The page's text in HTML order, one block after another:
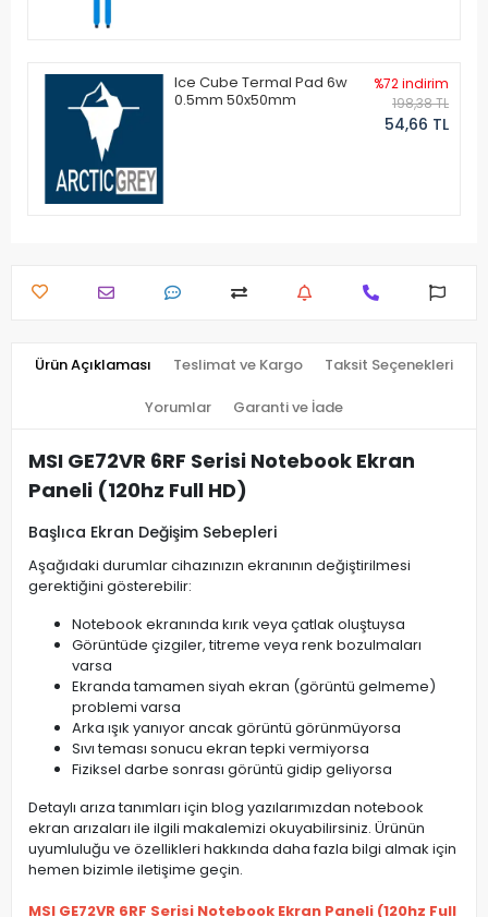
Ice Cube Termal Pad 6w
0.5mm 50x50mm
%72 indirim
198,38 TL
54,66 TL
Ürün Açıklaması Teslimat ve Kargo Taksit Seçenekleri
Yorumlar Garanti ve İade
MSI GE72VR 6RF Serisi Notebook Ekran
Paneli (120hz Full HD)
Başlıca Ekran Değişim Sebepleri
Aşağıdaki durumlar cihazınızın ekranının değiştirilmesi
gerektiğini gösterebilir:
Notebook ekranında kırık veya çatlak oluştuysa
Görüntüde çizgiler, titreme veya renk bozulmaları
varsa
Ekranda tamamen siyah ekran (görüntü gelmeme)
problemi varsa
Arka ışık yanıyor ancak görüntü görünmüyorsa
Sıvı teması sonucu ekran tepki vermiyorsa
Fiziksel darbe sonrası görüntü gidip geliyorsa
Detaylı arıza tanımları için blog yazılarımızdan notebook
ekran arızaları ile ilgili makalemizi okuyabilirsiniz. Ürünün
uyumluluğu ve özellikleri hakkında daha fazla bilgi almak için
hemen bizimle iletişime geçin.
MSI GE72VR 6RF Serisi Notebook Ekran Paneli (120hz Full